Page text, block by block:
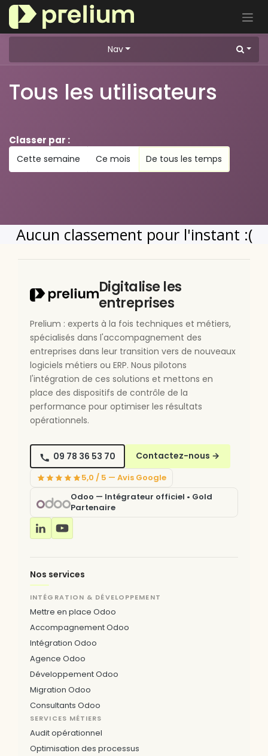
Se rendre au contenu
Nav
Tous les utilisateurs
Classer par :
Cette semaine Ce mois De tous les temps
Aucun classement pour l'instant :(
Digitalise les
entreprises
Prelium : experts à la fois techniques et métiers,
spécialisés dans l'accompagnement des
entreprises dans leur transition vers de nouveaux
logiciels métiers ou ERP. Nous pilotons
l'intégration de ces solutions et mettons en
place des dispositifs de contrôle de la
performance pour optimiser les résultats
opérationnels.
09 78 36 53 70 Contactez-nous →
5,0 / 5 — Avis Google
Odoo — Intégrateur officiel • Gold
Partenaire
Nos services
INTÉGRATION & DÉVELOPPEMENT
Mettre en place Odoo
Accompagnement Odoo
Intégration Odoo
Agence Odoo
Développement Odoo
Migration Odoo
Consultants Odoo
SERVICES MÉTIERS
Audit opérationnel
Optimisation des processus